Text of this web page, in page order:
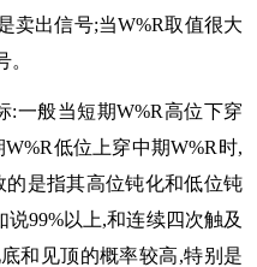
卖出信号;当W%R取值很大
般当短期W%R高位下穿
低位上穿中期W%R时,
是指其高位钝化和低位钝
99%以上,和连续四次触及
和见顶的概率较高,特别是